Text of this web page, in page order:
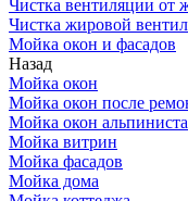
Чистка вентиляции от
Чистка жировой
Мойка окон и фасадов
Назад
Мойка окон
Мойка окон после
Мойка окон
Мойка витрин
Мойка фасадов
Мойка дома